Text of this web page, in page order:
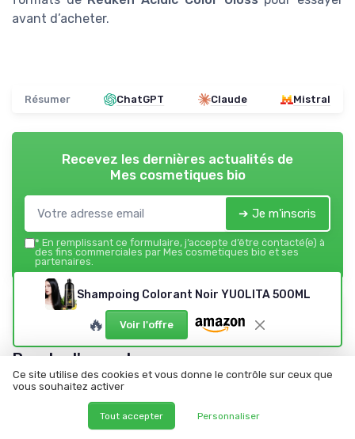
avant d’acheter.
Résumer ChatGPT Claude Mistral
Recevez les dernières actualités de
Mes cosmetiques bio
➔ Je m'inscris
* En remplissant ce formulaire, j’accepte d’être contacté(e) à
des fins commerciales par Mes cosmetiques bio et ses
partenaires.
Mes cosmetiques bio
Ajoutez-nous à vos sources préférées sur Google
Parole d'experts
Shampoing Colorant Noir YUOLITA 500ML
🔥 Voir l'offre
Ce site utilise des cookies et vous donne le contrôle sur ceux que
vous souhaitez activer
Tout accepter Personnaliser